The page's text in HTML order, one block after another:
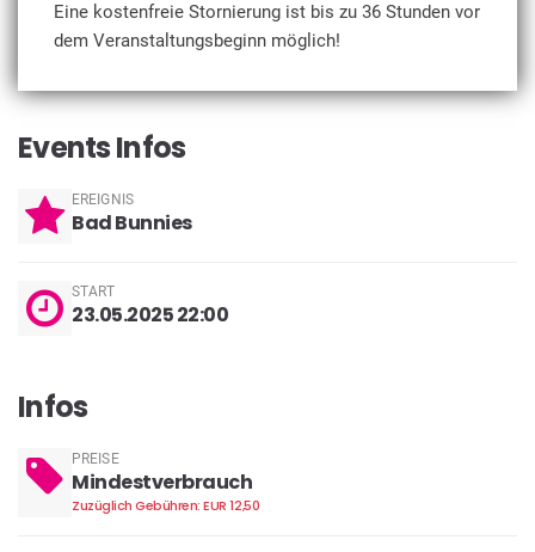
Eine kostenfreie Stornierung ist bis zu 36 Stunden vor
dem Veranstaltungsbeginn möglich!
Events Infos
EREIGNIS
Bad Bunnies
START
23.05.2025 22:00
Infos
PREISE
Mindestverbrauch
Zuzüglich Gebühren: EUR 12,50